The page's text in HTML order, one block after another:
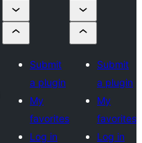
Submit
a plugin
My
favorites
Log in
Submit
a plugin
My
favorites
Log in